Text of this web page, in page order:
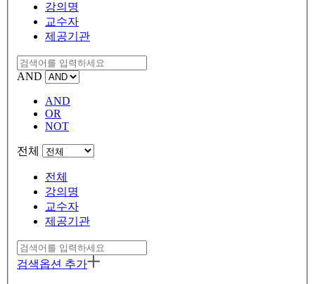
강의명
교수자
제공기관
AND
AND
OR
NOT
전체
전체
강의명
교수자
제공기관
검색옵션 추가